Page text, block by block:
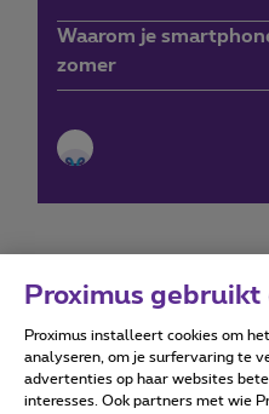
Waarom je
zomer
Forumvoorwaarden
Proximus gebruikt
Proximus installeert cookies om
analyseren, om je surfervaring te
advertenties op haar websites
interesses. Ook partners met wie